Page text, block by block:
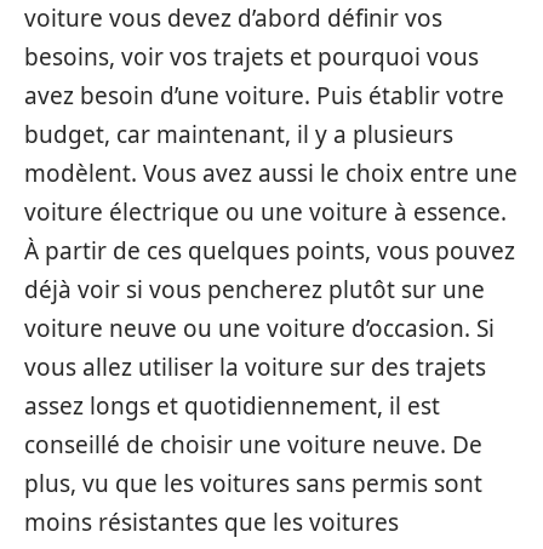
voiture vous devez d’abord définir vos
besoins, voir vos trajets et pourquoi vous
avez besoin d’une voiture. Puis établir votre
budget, car maintenant, il y a plusieurs
modèlent. Vous avez aussi le choix entre une
voiture électrique ou une voiture à essence.
À partir de ces quelques points, vous pouvez
déjà voir si vous pencherez plutôt sur une
voiture neuve ou une voiture d’occasion. Si
vous allez utiliser la voiture sur des trajets
assez longs et quotidiennement, il est
conseillé de choisir une voiture neuve. De
plus, vu que les voitures sans permis sont
moins résistantes que les voitures